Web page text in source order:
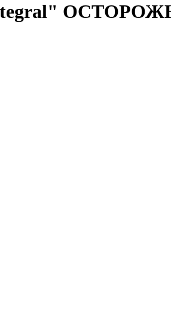
integral"